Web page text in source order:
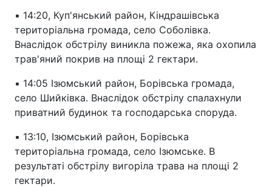
▪️ 14:20, Куп'янський район, Кіндрашівська
територіальна громада, село Соболівка.
Внаслідок обстрілу виникла пожежа, яка охопила
трав'яний покрив на площі 2 гектари.
▪️ 14:05 Ізюмський район, Борівська громада,
село Шийківка. Внаслідок обстрілу спалахнули
приватний будинок та господарська споруда.
▪️ 13:10, Ізюмський район, Борівська
територіальна громада, село Ізюмське. В
результаті обстрілу вигоріла трава на площі 2
гектари.